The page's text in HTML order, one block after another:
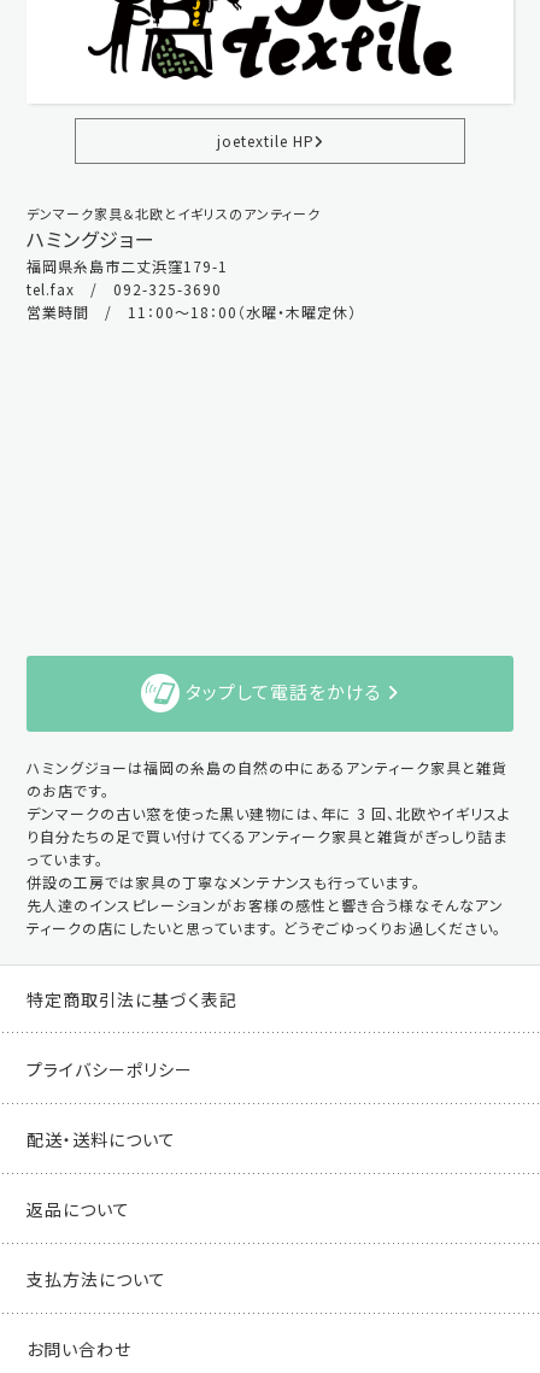
joetextile HP
デンマーク家具＆北欧とイギリスのアンティーク
ハミングジョー
福岡県糸島市二丈浜窪179-1
tel.fax / 092-325-3690
営業時間 / 11：00～18：00（水曜・木曜定休）
タップして電話をかける
ハミングジョーは福岡の糸島の自然の中にあるアンティーク家具と雑貨
のお店です。
デンマークの古い窓を使った黒い建物には、年に 3 回、北欧やイギリスよ
り自分たちの足で買い付けてくるアンティーク家具と雑貨がぎっしり詰ま
っています。
併設の工房では家具の丁寧なメンテナンスも行っています。
先人達のインスピレーションがお客様の感性と響き合う様なそんなアン
ティークの店にしたいと思っています。 どうぞごゆっくりお過しください。
特定商取引法に基づく表記
プライバシーポリシー
配送・送料について
返品について
支払方法について
お問い合わせ